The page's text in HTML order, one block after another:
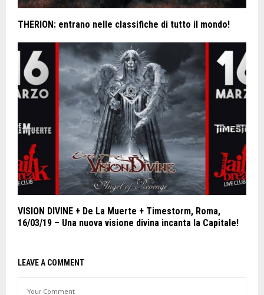
THERION: entrano nelle classifiche di tutto il mondo!
VISION DIVINE + De La Muerte + Timestorm, Roma,
16/03/19 – Una nuova visione divina incanta la Capitale!
LEAVE A COMMENT